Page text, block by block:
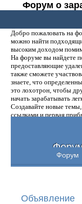
Форум о
Добро пожаловать на
можно найти
высоким доходом
На форуме вы найдете
предоставляющие
также сможете
знаете, что
это лохотрон, чтобы
начать зарабатывать
Создавайте новые
ссылками и первая
Форум
Объявление